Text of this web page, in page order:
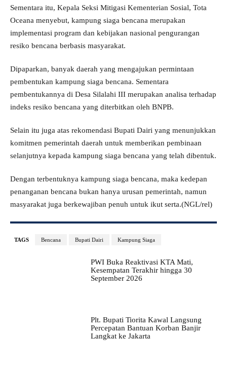
Sementara itu, Kepala Seksi Mitigasi Kementerian Sosial, Tota
Oceana menyebut, kampung siaga bencana merupakan
implementasi program dan kebijakan nasional pengurangan
resiko bencana berbasis masyarakat.
Dipaparkan, banyak daerah yang mengajukan permintaan
pembentukan kampung siaga bencana. Sementara
pembentukannya di Desa Silalahi III merupakan analisa terhadap
indeks resiko bencana yang diterbitkan oleh BNPB.
Selain itu juga atas rekomendasi Bupati Dairi yang menunjukkan
komitmen pemerintah daerah untuk memberikan pembinaan
selanjutnya kepada kampung siaga bencana yang telah dibentuk.
Dengan terbentuknya kampung siaga bencana, maka kedepan
penanganan bencana bukan hanya urusan pemerintah, namun
masyarakat juga berkewajiban penuh untuk ikut serta.(NGL/rel)
TAGS Bencana Bupati Dairi Kampung Siaga
PWI Buka Reaktivasi KTA Mati,
Kesempatan Terakhir hingga 30
September 2026
Plt. Bupati Tiorita Kawal Langsung
Percepatan Bantuan Korban Banjir
Langkat ke Jakarta